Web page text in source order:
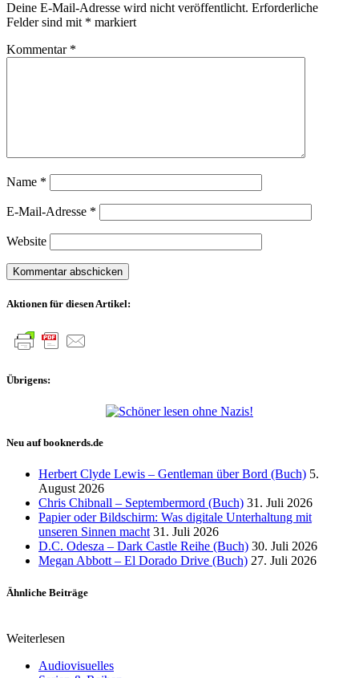
Deine E-Mail-Adresse wird nicht veröffentlicht. Erforderliche
Felder sind mit * markiert
Kommentar *
Name *
E-Mail-Adresse *
Website
Aktionen für diesen Artikel:
Übrigens:
Neu auf booknerds.de
Herbert Clyde Lewis – Gentleman über Bord (Buch) 5.
August 2026
Chris Chibnall – Septembermord (Buch) 31. Juli 2026
Papier oder Bildschirm: Was digitale Unterhaltung mit
unseren Sinnen macht 31. Juli 2026
D.C. Odesza – Dark Castle Reihe (Buch) 30. Juli 2026
Megan Abbott – El Dorado Drive (Buch) 27. Juli 2026
Ähnliche Beiträge
Weiterlesen
Audiovisuelles